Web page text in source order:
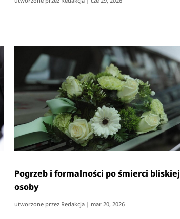
Pogrzeb i formalności po śmierci bliskiej
osoby
utworzone przez Redakcja| mar 20, 2026